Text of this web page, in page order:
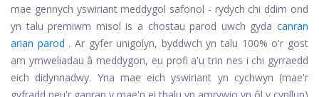
mae gennych yswiriant meddygol safonol - rydych chi ddim ond
yn talu premiwm misol is a chostau parod uwch gyda canran
arian parod . Ar gyfer unigolyn, byddwch yn talu 100% o'r gost
am ymweliadau â meddygon, eu profi a'u trin nes i chi gyrraedd
eich didynnadwy. Yna mae eich yswiriant yn cychwyn (mae'r